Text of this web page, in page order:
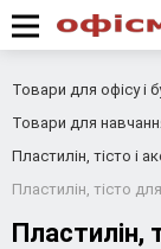
Товари для офісу і
Товари для
Пластилін, тісто і
Пластилін, тісто
Пластилін,